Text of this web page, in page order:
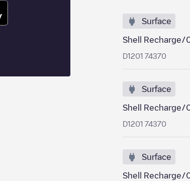
Surface
Shell Recharge/
D1201 74370
Surface
Shell Recharge/
D1201 74370
Surface
Shell Recharge/